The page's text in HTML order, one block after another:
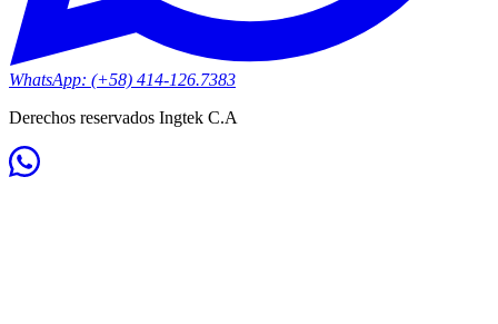
WhatsApp: (+58) 414-126.7383
Derechos reservados Ingtek C.A